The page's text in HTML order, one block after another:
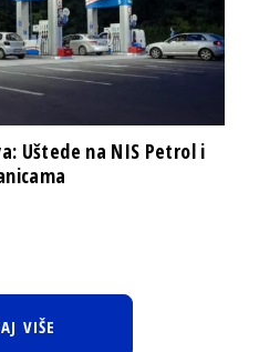
Uštede na NIS Petrol i
VIŠE